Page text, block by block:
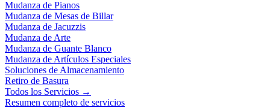
Mudanza de Pianos
Mudanza de Mesas de Billar
Mudanza de Jacuzzis
Mudanza de Arte
Mudanza de Guante Blanco
Mudanza de Artículos Especiales
Soluciones de Almacenamiento
Retiro de Basura
Todos los Servicios →
Resumen completo de servicios